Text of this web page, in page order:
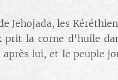
Jehojada, les
la corne d'huile
après lui, et le peuple